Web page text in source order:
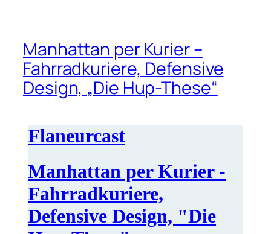
Manhattan per Kurier –
Fahrradkuriere, Defensive
Design, „Die Hup-These“